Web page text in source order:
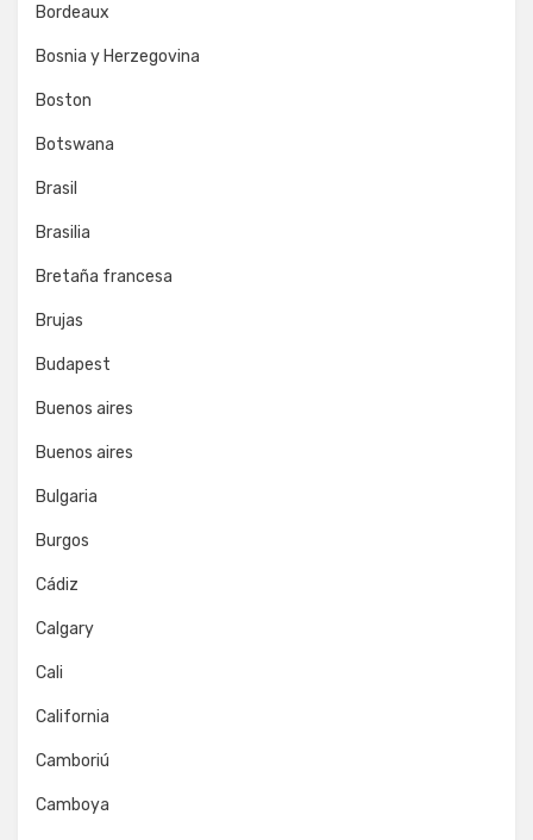
Bordeaux
Bosnia y Herzegovina
Boston
Botswana
Brasil
Brasilia
Bretaña francesa
Brujas
Budapest
Buenos aires
Buenos aires
Bulgaria
Burgos
Cádiz
Calgary
Cali
California
Camboriú
Camboya